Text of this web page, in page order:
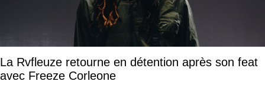
La Rvfleuze retourne en détention après son feat
avec Freeze Corleone